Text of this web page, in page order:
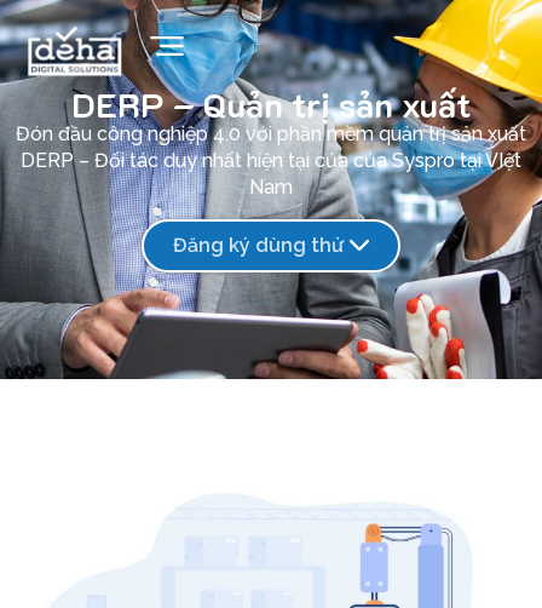
DERP – Quản trị sản xuất
Đón đầu công nghiệp 4.0 với phần mềm quản trị sản xuất
DERP – Đối tác duy nhất hiện tại của của Syspro tại VIệt
Nam
Đăng ký dùng thử